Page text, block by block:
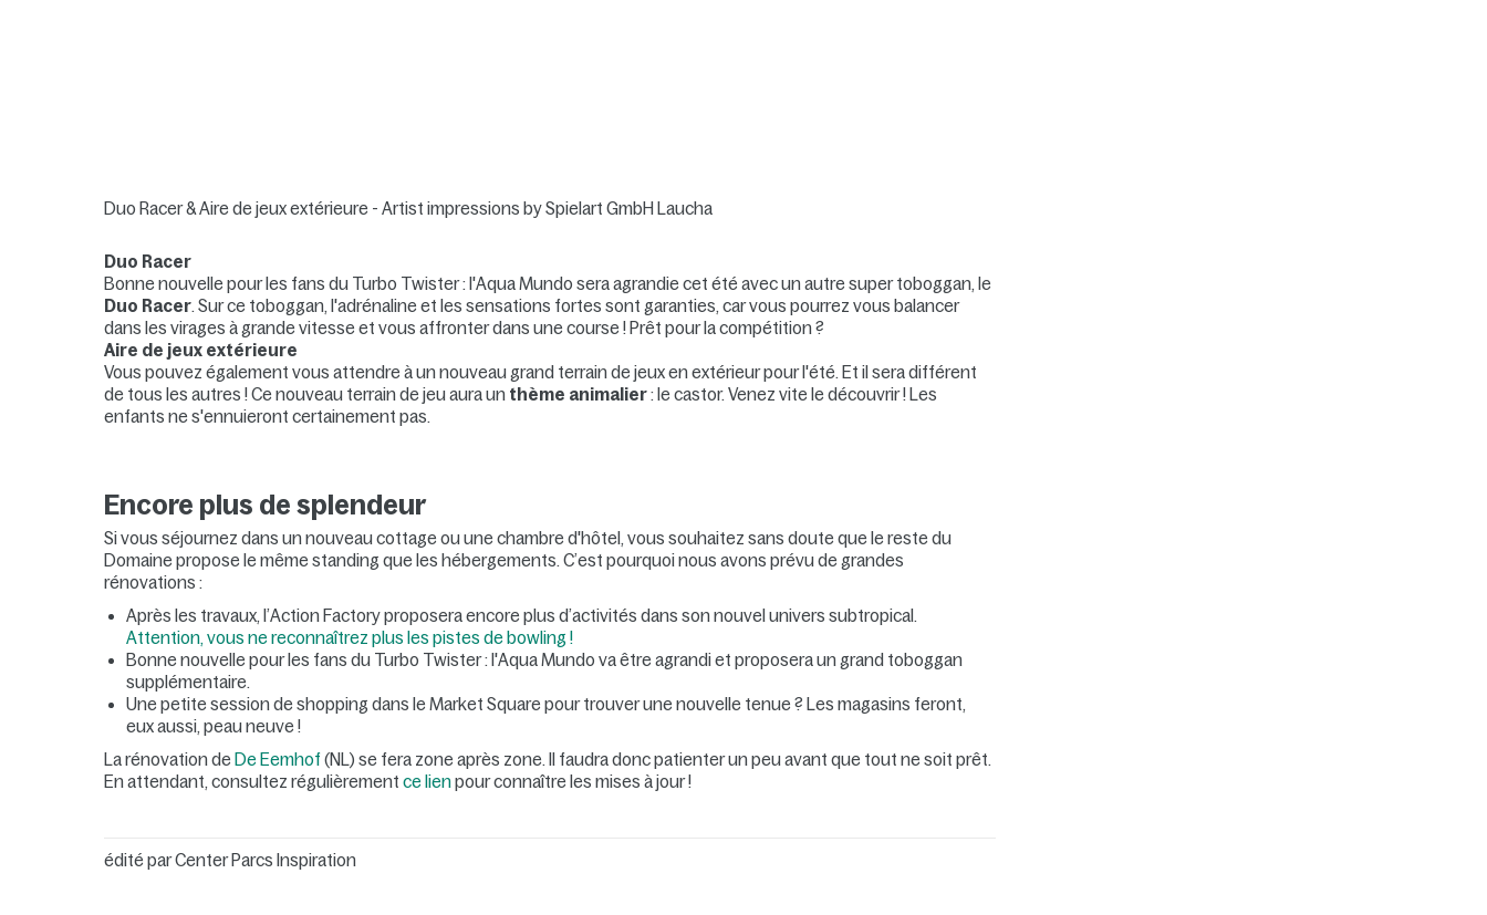
Duo Racer & Aire de jeux extérieure - Artist impressions by Spielart GmbH Laucha
Duo Racer
Bonne nouvelle pour les fans du Turbo Twister : l'Aqua Mundo sera agrandie cet été avec un autre super toboggan, le
Duo Racer. Sur ce toboggan, l'adrénaline et les sensations fortes sont garanties, car vous pourrez vous balancer
dans les virages à grande vitesse et vous affronter dans une course ! Prêt pour la compétition ?
Aire de jeux extérieure
Vous pouvez également vous attendre à un nouveau grand terrain de jeux en extérieur pour l'été. Et il sera différent
de tous les autres ! Ce nouveau terrain de jeu aura un thème animalier: le castor. Venez vite le découvrir ! Les
enfants ne s'ennuieront certainement pas.
Encore plus de splendeur
Si vous séjournez dans un nouveau cottage ou une chambre d'hôtel, vous souhaitez sans doute que le reste du
Domaine propose le même standing que les hébergements. C’est pourquoi nous avons prévu de grandes
rénovations :
Après les travaux, l’Action Factory proposera encore plus d’activités dans son nouvel univers subtropical.
Attention, vous ne reconnaîtrez plus les pistes de bowling !
Bonne nouvelle pour les fans du Turbo Twister : l'Aqua Mundo va être agrandi et proposera un grand toboggan
supplémentaire.
Une petite session de shopping dans le Market Square pour trouver une nouvelle tenue ? Les magasins feront,
eux aussi, peau neuve !
La rénovation de De Eemhof(NL) se fera zone après zone. Il faudra donc patienter un peu avant que tout ne soit prêt.
En attendant, consultez régulièrementce lienpour connaître les mises à jour !
édité parCenter Parcs Inspiration